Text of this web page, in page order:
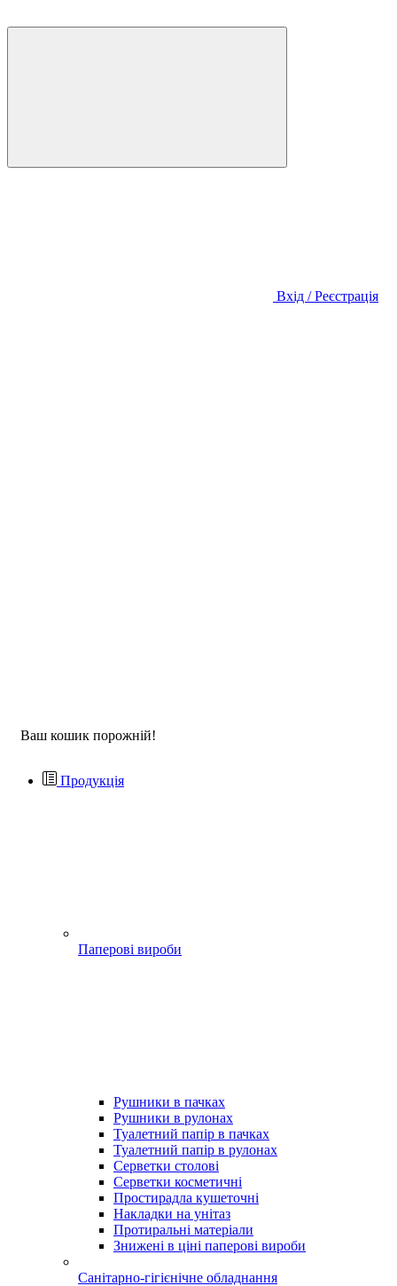
Вхід / Реєстрація
Ваш кошик порожній!
Продукція
Паперові вироби
Рушники в пачках
Рушники в рулонах
Туалетний папір в пачках
Туалетний папір в рулонах
Серветки столові
Серветки косметичні
Простирадла кушеточні
Накладки на унітаз
Протиральні матеріали
Знижені в ціні паперові вироби
Санітарно-гігієнічне обладнання